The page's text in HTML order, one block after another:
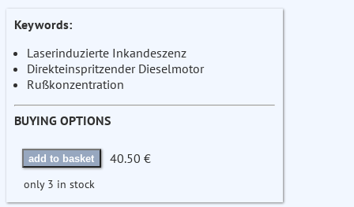
Keywords:
Laserinduzierte Inkandeszenz
Direkteinspritzender Dieselmotor
Rußkonzentration
BUYING OPTIONS
add to basket 40.50 €
only 3 in stock